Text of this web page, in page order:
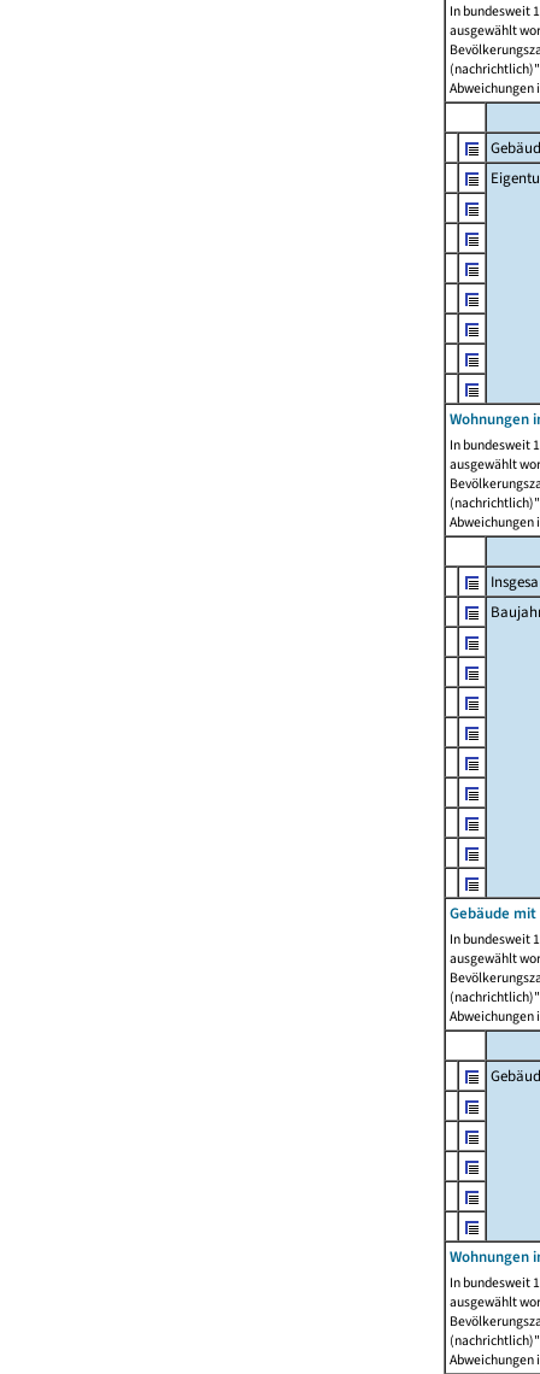
In bundesweit
ausgewählt
Abweichungen
Wohnungen
In bundesweit
ausgewählt
Abweichungen
Gebäude mit
In bundesweit
ausgewählt
Abweichungen
Wohnungen
In bundesweit
ausgewählt
Abweichungen